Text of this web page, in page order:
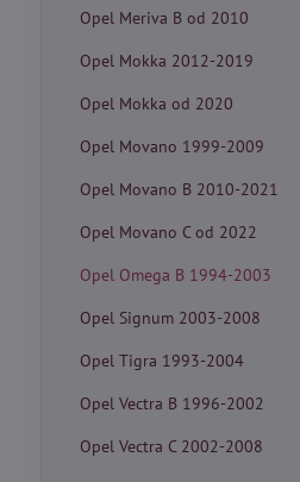
Opel Meriva B od 2010
Opel Mokka 2012-2019
Opel Mokka od 2020
Opel Movano 1999-2009
Opel Movano B 2010-2021
Opel Movano C od 2022
Opel Omega B 1994-2003
Opel Signum 2003-2008
Opel Tigra 1993-2004
Opel Vectra B 1996-2002
Opel Vectra C 2002-2008